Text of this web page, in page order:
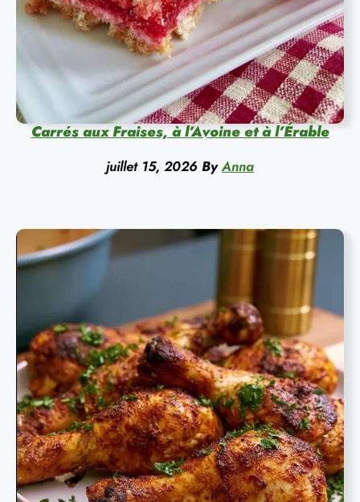
Carrés aux Fraises, à l’Avoine et à l’Érable
juillet 15, 2026 By Anna